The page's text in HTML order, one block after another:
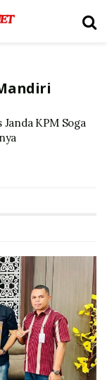
KPM Soga